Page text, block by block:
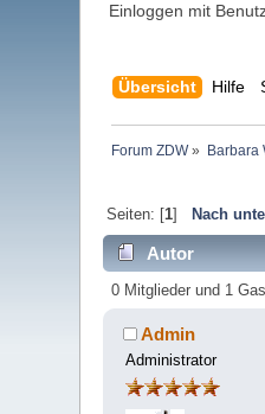
Einloggen mit
Übersicht Hilfe
Forum ZDW» Barbara
Seiten: [1] Nach
Autor
0 Mitglieder und 1
Admin
Administrator